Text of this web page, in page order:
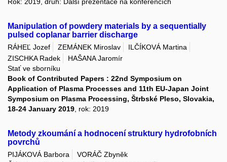
Manipulation of powdery materials by a sequentially
pulsed coplanar barrier discharge
RÁHEĽ Jozef ZEMÁNEK Miroslav
ILČÍKOVÁ Martina
ZISCHKA Radek
HAŠANA Jaromír
Stať ve sborníku
Book of Contributed Papers : 22nd Symposium on
Application of Plasma Processes and 11th EU-Japan Joint
Symposium on Plasma Processing, Štrbské Pleso, Slovakia,
18-24 January 2019 , rok: 2019
Metody zkoumání a hodnocení struktury hydrofobních
povrchů
PIJÁKOVÁ Barbora
VORÁČ Zbyněk